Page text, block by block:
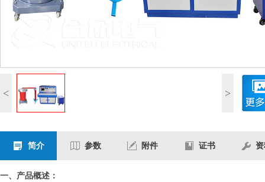
< >
简介 参数 附件 证书
一、产品概述：